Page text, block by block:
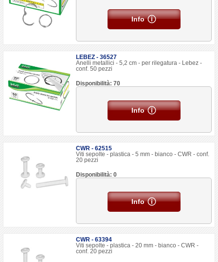
Info
LEBEZ - 36527
Anelli metallici - 5,2 cm - per rilegatura - Lebez -
conf. 50 pezzi
Disponibilità: 70
Info
CWR - 62515
Viti sepolte - plastica - 5 mm - bianco - CWR - conf.
20 pezzi
Disponibilità: 0
Info
CWR - 63394
Viti sepolte - plastica - 20 mm - bianco - CWR -
conf. 20 pezzi